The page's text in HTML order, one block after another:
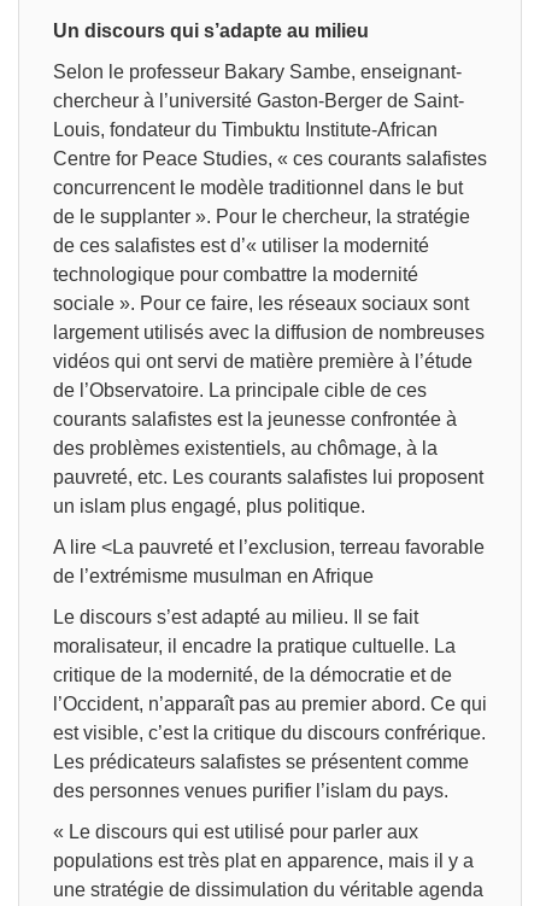
Un discours qui s’adapte au milieu
Selon le professeur Bakary Sambe, enseignant-
chercheur à l’université Gaston-Berger de Saint-
Louis, fondateur du Timbuktu Institute-African
Centre for Peace Studies, « ces courants salafistes
concurrencent le modèle traditionnel dans le but
de le supplanter ». Pour le chercheur, la stratégie
de ces salafistes est d’« utiliser la modernité
technologique pour combattre la modernité
sociale ». Pour ce faire, les réseaux sociaux sont
largement utilisés avec la diffusion de nombreuses
vidéos qui ont servi de matière première à l’étude
de l’Observatoire. La principale cible de ces
courants salafistes est la jeunesse confrontée à
des problèmes existentiels, au chômage, à la
pauvreté, etc. Les courants salafistes lui proposent
un islam plus engagé, plus politique.
A lire <La pauvreté et l’exclusion, terreau favorable
de l’extrémisme musulman en Afrique
Le discours s’est adapté au milieu. Il se fait
moralisateur, il encadre la pratique cultuelle. La
critique de la modernité, de la démocratie et de
l’Occident, n’apparaît pas au premier abord. Ce qui
est visible, c’est la critique du discours confrérique.
Les prédicateurs salafistes se présentent comme
des personnes venues purifier l’islam du pays.
« Le discours qui est utilisé pour parler aux
populations est très plat en apparence, mais il y a
une stratégie de dissimulation du véritable agenda